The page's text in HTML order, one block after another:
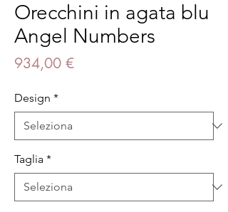
Orecchini in agata blu
Angel Numbers
934,00 €Prezzo
Design *
Taglia *